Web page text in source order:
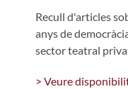
Recull d'articles
anys de
sector teatral
> Veure